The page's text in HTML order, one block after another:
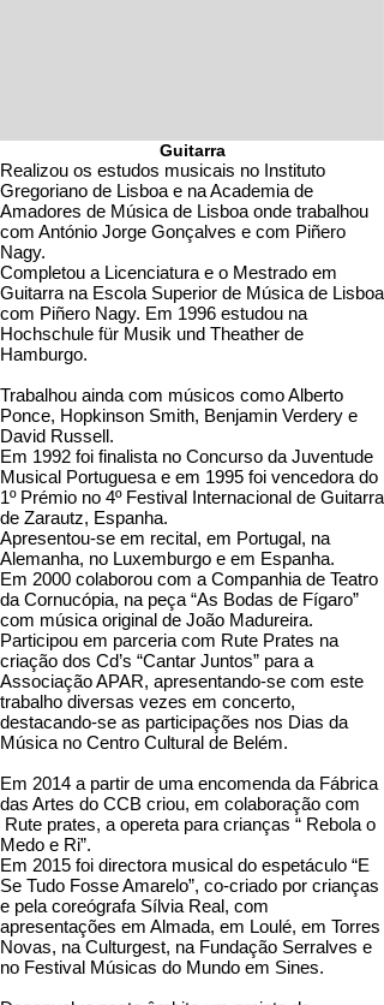
Guitarra
Realizou os estudos musicais no Instituto
Gregoriano de Lisboa e na Academia de
Amadores de Música de Lisboa onde trabalhou
com António Jorge Gonçalves e com Piñero
Nagy.
Completou a Licenciatura e o Mestrado em
Guitarra na Escola Superior de Música de Lisboa
com Piñero Nagy. Em 1996 estudou na
Hochschule für Musik und Theather de
Hamburgo.
Trabalhou ainda com músicos como Alberto
Ponce, Hopkinson Smith, Benjamin Verdery e
David Russell.
Em 1992 foi finalista no Concurso da Juventude
Musical Portuguesa e em 1995 foi vencedora do
1º Prémio no 4º Festival Internacional de Guitarra
de Zarautz, Espanha.
Apresentou-se em recital, em Portugal, na
Alemanha, no Luxemburgo e em Espanha.
Em 2000 colaborou com a Companhia de Teatro
da Cornucópia, na peça “As Bodas de Fígaro”
com música original de João Madureira.
Participou em parceria com Rute Prates na
criação dos Cd’s “Cantar Juntos” para a
Associação APAR, apresentando-se com este
trabalho diversas vezes em concerto,
destacando-se as participações nos Dias da
Música no Centro Cultural de Belém.
Em 2014 a partir de uma encomenda da Fábrica
das Artes do CCB criou, em colaboração com
Rute prates, a opereta para crianças “ Rebola o
Medo e Ri”.
Em 2015 foi directora musical do espetáculo “E
Se Tudo Fosse Amarelo”, co-criado por crianças
e pela coreógrafa Sílvia Real, com
apresentações em Almada, em Loulé, em Torres
Novas, na Culturgest, na Fundação Serralves e
no Festival Músicas do Mundo em Sines.